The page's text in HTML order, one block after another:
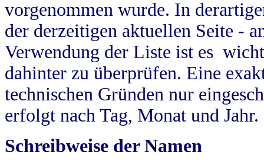
vorgenommen wurde. In
der derzeitigen aktuellen Seite -
Verwendung der Liste ist es
dahinter zu überprüfen. Eine
technischen Gründen nur
erfolgt nach Tag, Monat und Jahr.
Schreibweise der Namen